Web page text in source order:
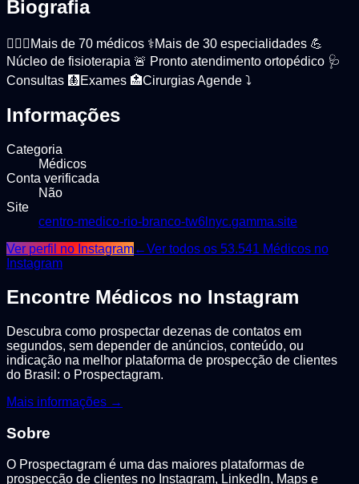
Biografia
👩🏻‍⚕️Mais de 70 médicos ⚕️Mais de 30 especialidades 💪
Núcleo de fisioterapia 🚨 Pronto atendimento ortopédico 🩺
Consultas 🩻Exames 🏥Cirurgias Agende ⤵️
Informações
Categoria
Médicos
Conta verificada
Não
Site
centro-medico-rio-branco-tw6lnyc.gamma.site
Ver perfil no Instagram←Ver todos os 53.541 Médicos no
Instagram
Encontre Médicos no Instagram
Descubra como prospectar dezenas de contatos em
segundos, sem depender de anúncios, conteúdo, ou
indicação na melhor plataforma de prospecção de clientes
do Brasil: o Prospectagram.
Mais informações →
Sobre
O Prospectagram é uma das maiores plataformas de
prospecção de clientes no Instagram, LinkedIn, Maps e